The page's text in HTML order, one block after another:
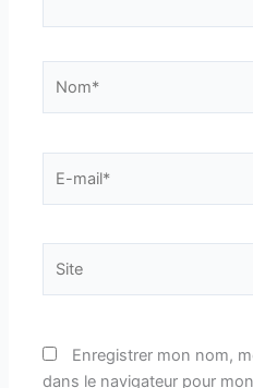
mail*
Enregistrer mon nom,
dans le navigateur pour